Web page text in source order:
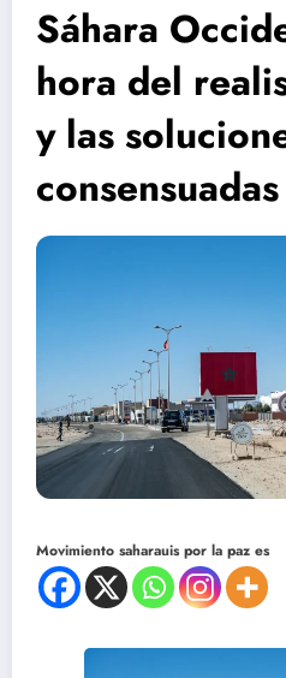
Sáhara
hora del
y las
consensuadas
Movimiento saharauis por la paz es